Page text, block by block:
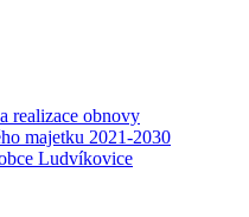
realizace obnovy
majetku 2021-2030
Ludvíkovice